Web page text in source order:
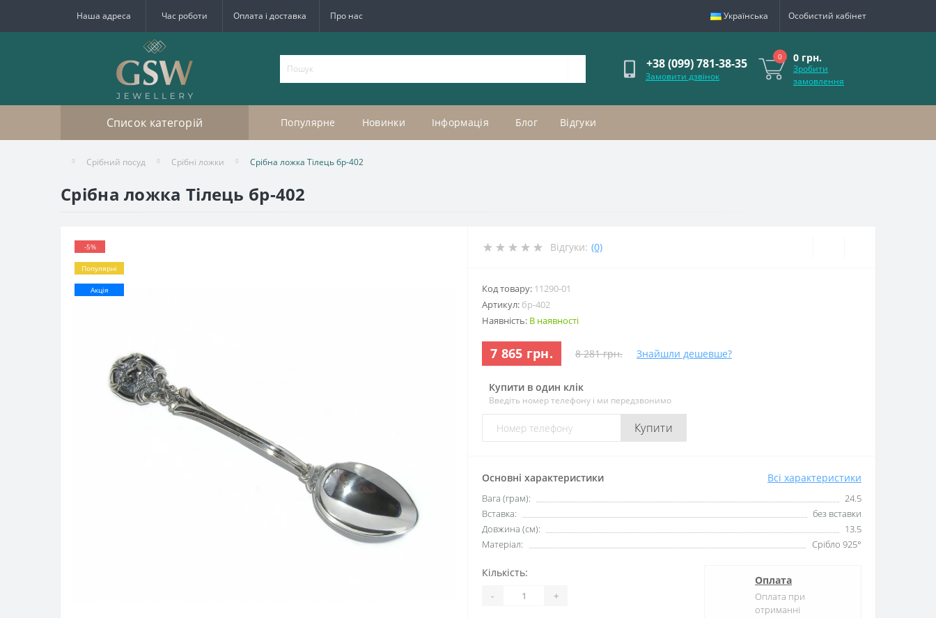
Наша адреса Час роботи Оплата і доставка Про нас Українська Особистий кабінет
+38 (099) 781-38-35
Замовити дзвінок
0 0 грн.
Зробити
замовлення
Список категорій Популярне Новинки Інформація Блог Відгуки
Срібний посуд Срібні ложки Срібна ложка Тілець бр-402
Срібна ложка Тілець бр-402
-5%
Популярні
Акція
Відгуки: (0)
Код товару: 11290-01
Артикул: бр-402
Наявність: В наявності
7 865 грн. 8 281 грн. Знайшли дешевше?
Купити в один клік
Введіть номер телефону і ми передзвонимо
Купити
Основні характеристики Всі характеристики
Вага (грам):
24.5
Вставка:
без вставки
Довжина (см):
13.5
Матеріал:
Срібло 925°
Кількість:
- +
Оплата
Оплата при
отриманні